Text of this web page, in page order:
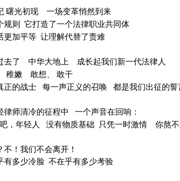
曙光初现
一场变革悄然到来
规则
它打造了一个法律职业共同体
更加平等 让理解代替了责难
去了 中华大地上
成长起我们新一代法律人
稚嫩 敢想、
敢干
正的战士
每一声正义的召唤 都是我们出征的誓
律师清冷的征程中
一个声音在回响：
，年轻人
没有物质基础 只凭一时激情 你熬
不！我们不会离开！
有多少冷脸 不在乎有多少考验